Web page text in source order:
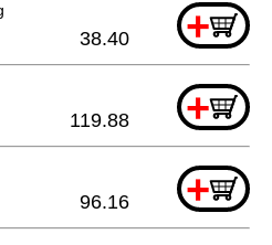
+
38.40
+
119.88
+
96.16